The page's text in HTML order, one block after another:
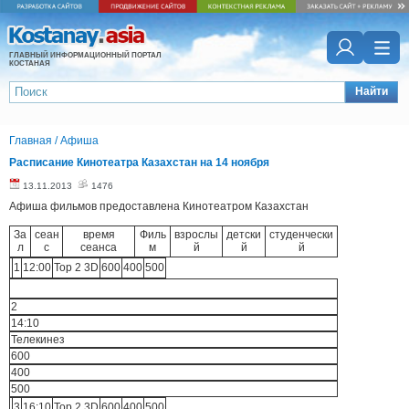
ГЛАВНЫЙ ИНФОРМАЦИОННЫЙ ПОРТАЛ
КОСТАНАЯ
Найти
Главная /Афиша
Расписание Кинотеатра Казахстан на 14 ноября
13.11.2013 1476
Афиша фильмов предоставлена Кинотеатром Казахстан
За
л
сеан
с
время
сеанса
Филь
м
взрослы
й
детски
й
студенчески
й
1 12:00 Тор 2 3D 600 400 500
2
14:10
Телекинез
600
400
500